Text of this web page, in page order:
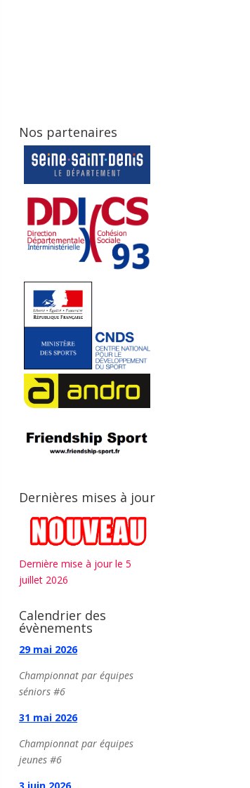
Nos partenaires
Dernières mises à jour
Dernière mise à jour le 5
juillet 2026
Calendrier des
évènements
29 mai 2026
Championnat par équipes
séniors #6
31 mai 2026
Championnat par équipes
jeunes #6